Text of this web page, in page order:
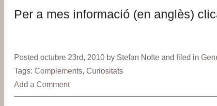
Per a mes informació (en anglès)
Posted octubre 23rd, 2010 by Stefan Nolte and filed in
Tags: Complements, Curiositats
Add a Comment